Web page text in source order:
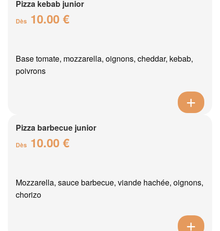
Pizza kebab junior
Dès 10.00 €
Base tomate, mozzarella, oignons, cheddar, kebab,
poivrons
Pizza barbecue junior
Dès 10.00 €
Mozzarella, sauce barbecue, viande hachée, oignons,
chorizo